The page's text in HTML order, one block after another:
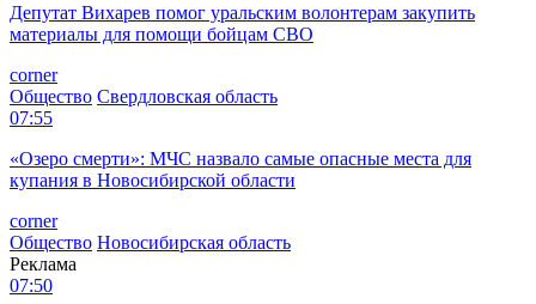
Депутат Вихарев помог уральским волонтерам закупить
материалы для помощи бойцам СВО
corner
Общество Свердловская область
07:55
«Озеро смерти»: МЧС назвало самые опасные места для
купания в Новосибирской области
corner
Общество Новосибирская область
Реклама
07:50